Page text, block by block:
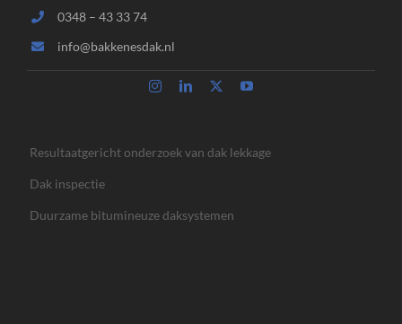
0348 – 43 33 74
info@bakkenesdak.nl
Resultaatgericht onderzoek van dak lekkage
Dak inspectie
Duurzame bitumineuze daksystemen